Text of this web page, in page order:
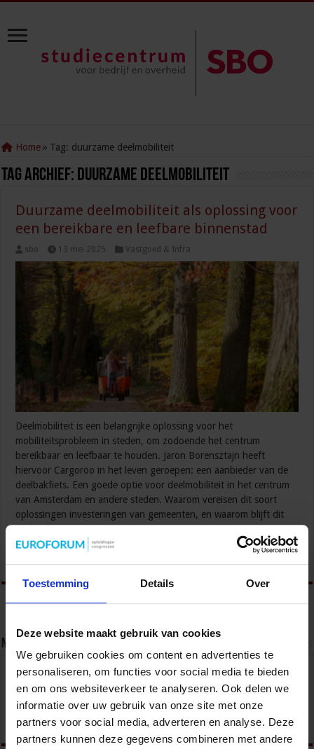
Toestemming Details Over
Deze website maakt gebruik van cookies
We gebruiken cookies om content en advertenties te
personaliseren, om functies voor social media te bieden
en om ons websiteverkeer te analyseren. Ook delen we
informatie over uw gebruik van onze site met onze
partners voor social media, adverteren en analyse. Deze
partners kunnen deze gegevens combineren met andere
Home » Tag: duurzame deelmobiliteit
Tag Archief: duurzame deelmobiliteit
Duurzame deelmobiliteit als oplossing voor
een bereikbare en leefbare binnenstad
sbo 13 mei 2025 Vastgoed & Infra
Deelmobiliteit is een belangrijke oplossing voor het
mobiliteitsprobleem in steden, om zodoende het centrum
bereikbaar en leefbaar te houden. Jaron Borensztajn heeft
hiervoor Cargoroo in het leven geroepen: een aanbieder van de
deelbakfiets. Een goede optie voor deelmobiliteit in het centrum
van Amsterdam en andere steden. Waarom vereisen dit soort
oplossingen investeringen van gemeenten, en waarom blijft dit
vaak achter? …
Nieuwsbrief